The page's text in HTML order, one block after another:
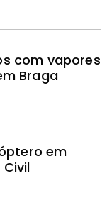
com vapores
Braga
em